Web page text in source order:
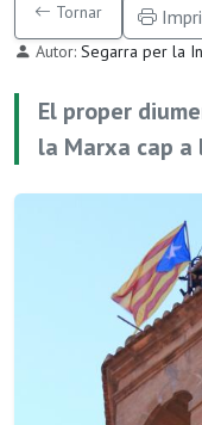
Tornar
Autor: Segarra per la
El proper
la Marxa cap a